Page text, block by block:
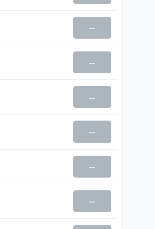
--
--
--
--
--
--